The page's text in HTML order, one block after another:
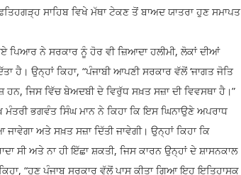
ਸਾਹਿਬ ਵਿਖੇ ਮੱਥਾ ਟੇਕਣ ਤੋਂ ਬਾਅਦ ਯਾਤਰਾ ਹੁਣ ਸਮਾਪਤ
ਪਿਆਰ ਨੇ ਸਰਕਾਰ ਨੂੰ ਹੋਰ ਵੀ ਜ਼ਿਆਦਾ ਹਲੀਮੀ, ਲੋਕਾਂ ਦੀਆਂ
ਹੈ। ਉਨ੍ਹਾਂ ਕਿਹਾ, “ਪੰਜਾਬੀ ਆਪਣੀ ਸਰਕਾਰ ਵੱਲੋਂ ‘ਜਾਗਤ ਜੋਤਿ
ਜਿਸ ਵਿੱਚ ਬੇਅਦਬੀ ਦੇ ਵਿਰੁੱਧ ਸਖ਼ਤ ਸਜ਼ਾ ਦੀ ਵਿਵਸਥਾ ਹੈ।”
ਭਗਵੰਤ ਸਿੰਘ ਮਾਨ ਨੇ ਕਿਹਾ ਕਿ ਇਸ ਘਿਨਾਉਣੇ ਅਪਰਾਧ
ਅਤੇ ਸਖ਼ਤ ਸਜ਼ਾ ਦਿੱਤੀ ਜਾਵੇਗੀ। ਉਨ੍ਹਾਂ ਕਿਹਾ ਕਿ
ਸੀ ਅਤੇ ਨਾ ਹੀ ਇੱਛਾ ਸ਼ਕਤੀ, ਜਿਸ ਕਾਰਨ ਉਨ੍ਹਾਂ ਦੇ ਸ਼ਾਸਨਕਾਲ
“ਹੁਣ ਪੰਜਾਬ ਸਰਕਾਰ ਵੱਲੋਂ ਪਾਸ ਕੀਤਾ ਗਿਆ ਇਹ ਇਤਿਹਾਸਕ